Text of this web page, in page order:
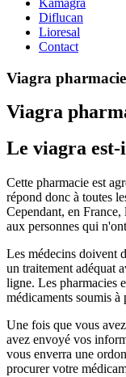
Kamagra
Diflucan
Lioresal
Contact
Viagra
Viagra
Le viagra
Cette pharmacie est
répond donc à toutes
Cependant, en
aux personnes qui
Les médecins doivent
un traitement adéquat
ligne. Les pharmacies
médicaments soumis
Une fois que vous
avez envoyé vos
vous enverra une
procurer votre